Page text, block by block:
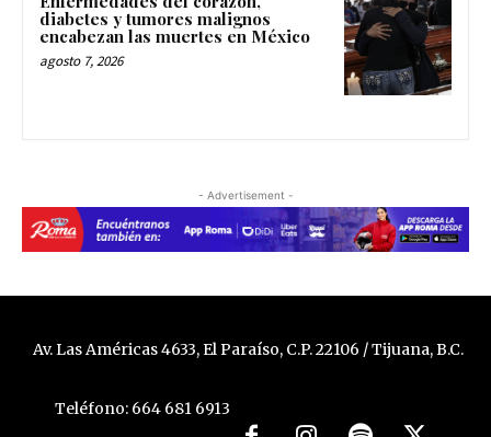
diabetes y tumores malignos
encabezan las muertes en México
agosto 7, 2026
- Advertisement -
Av. Las Américas 4633, El Paraíso, C.P. 22106 / Tijuana, B.C.
Teléfono: 664 681 6913